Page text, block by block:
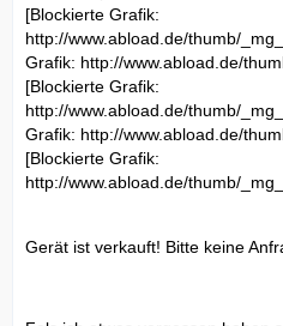
Ohne Modem
Optisches Laufwerk
Festes 8x DVD+/-RW-
Einzug, einschließlich SW
Wireless-Netzwerkanbindung
Intel® Wireless-N-Minikarte der
Europa - Core 2 Duo Processors
Lieferdokumente
Gedis-Pakete
[Blockierte Grafik:
http://www.abload.de/thumb/
Grafik: http://www.abload.de/
[Blockierte Grafik:
http://www.abload.de/thumb/
Grafik: http://www.abload.de/
[Blockierte Grafik:
http://www.abload.de/thumb/
Gerät ist verkauft! Bitte keine